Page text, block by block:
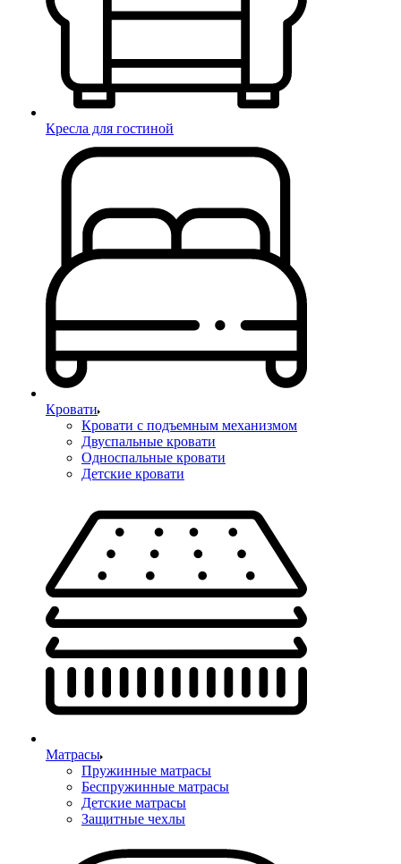
Кресла для гостиной
Кровати
Кровати с подъемным механизмом
Двуспальные кровати
Односпальные кровати
Детские кровати
Матрасы
Пружинные матрасы
Беспружинные матрасы
Детские матрасы
Защитные чехлы